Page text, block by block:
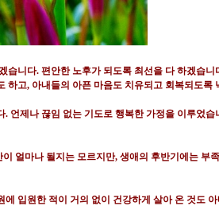
습니다. 편안한 노후가 되도록 최선을 다 하겠습니
하고, 아내들의 아픈 마음도 치유되고 회복되도록
. 언제나 끊임 없는 기도로 행복한 가정을 이루었습
얼마나 될지는 모르지만, 생애의 후반기에는 부
에 입원한 적이 거의 없이 건강하게 살아 온 것도